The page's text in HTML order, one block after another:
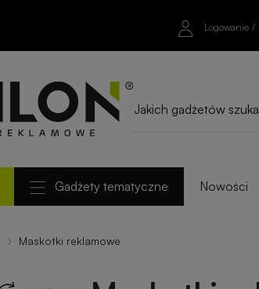
Logowanie /
Gadżety tematyczne Nowości
Maskotki reklamowe